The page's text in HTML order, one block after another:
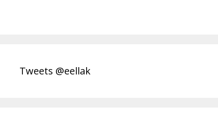
Tweets @eellak